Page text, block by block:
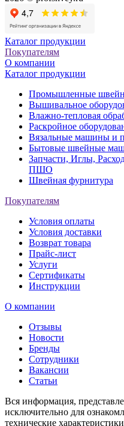
Каталог продукции
Покупателям
О компании
Каталог продукции
Промышленные
Вышивальное
Влажно-тепловая
Раскройное
Вязальные машины и
Бытовые швейные
Запчасти, Иглы,
ПШО
Швейная фурнитура
Покупателям
Условия оплаты
Условия доставки
Возврат товара
Прайс-лист
Услуги
Сертификаты
Инструкции
О компании
Отзывы
Новости
Бренды
Сотрудники
Вакансии
Статьи
Вся информация,
исключительно для
технические